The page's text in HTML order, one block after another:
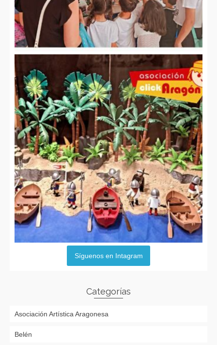
Síguenos en Intagram
Categorías
Asociación Artística Aragonesa
Belén